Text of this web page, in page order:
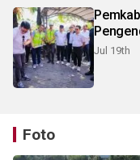
Jul 19th
Foto